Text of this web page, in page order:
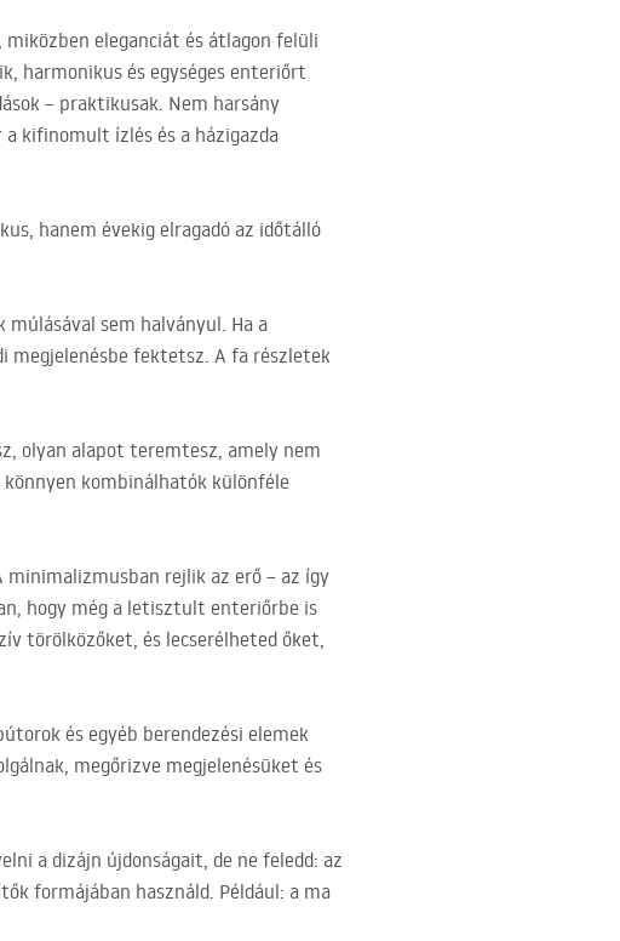
eleganciát és átlagon felüli
harmonikus és egységes enteriőrt
– praktikusak. Nem harsány
kifinomult ízlés és a házigazda
hanem évekig elragadó az időtálló
sem halványul. Ha a
megjelenésbe fektetsz. A fa részletek
olyan alapot teremtesz, amely nem
kombinálhatók különféle
minimalizmusban rejlik az erő – az így
hogy még a letisztult enteriőrbe is
törölközőket, és lecserélheted őket,
és egyéb berendezési elemek
megőrizve megjelenésüket és
a dizájn újdonságait, de ne feledd: az
formájában használd. Például: a ma